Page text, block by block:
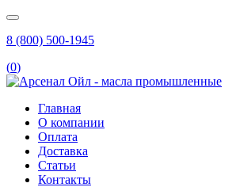
8 (800) 500-1945
(0)
Главная
О компании
Оплата
Доставка
Статьи
Контакты